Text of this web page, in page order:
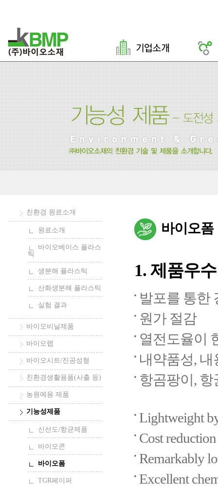
친환경 원료소개
원료소개
바이오베이스 플라스
틱
생분해 플라스틱
산화생분해 플라스틱
실험 결과
바이오비닐제품
바이오랩
바이오시트/진공성형
친환경생활용품(사출 등)
농원예용 제품
기능성제품
신선도/항균제품
바이오콘
바이오폼
TGR페이퍼
바이오폼
1. 제품우
발포를 통한
원가 절감
열전도율이
내약품성,
항곰팡이, 항
Lightweight
Cost reduction
Remarkably
Excellent